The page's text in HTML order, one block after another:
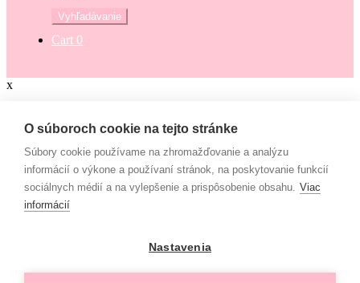
Hľadať:
Vyhľadávanie
Cart 0
x
Zaokrúhli svoj nákup
Zaokrúhli svoj nákup a prispej na dobrú vec. Občianske združenie
Mamy v pohybe pomáha osamelým mamám, ktoré nemajú to šťastie
– mať pri sebe manžela, partnera či blízku rodinu, ktorí by im vedeli
pomôcť. Či už finančne alebo inak. “Lebo každá mama by mala
€
O súboroch cookie na tejto stránke
Súbory cookie používame na zhromažďovanie a analýzu
informácií o výkone a používaní stránok, na poskytovanie funkcií
sociálnych médií a na vylepšenie a prispôsobenie obsahu. Viac
informácií
Nastavenia